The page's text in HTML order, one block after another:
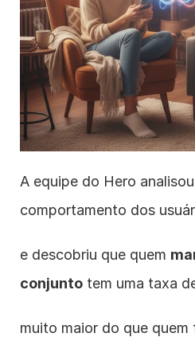
A equipe do Hero
comportamento dos
e descobriu que quem
conjunto tem uma taxa
muito maior do que quem